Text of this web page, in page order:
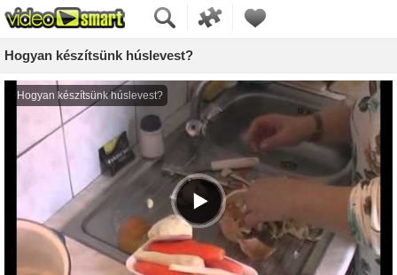
Hogyan készítsünk húslevest?